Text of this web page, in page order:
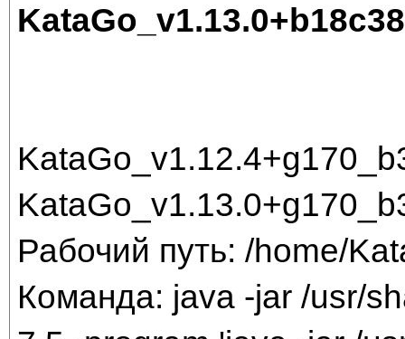
Рабочий путь: /home/
Команда: java -jar /usr/